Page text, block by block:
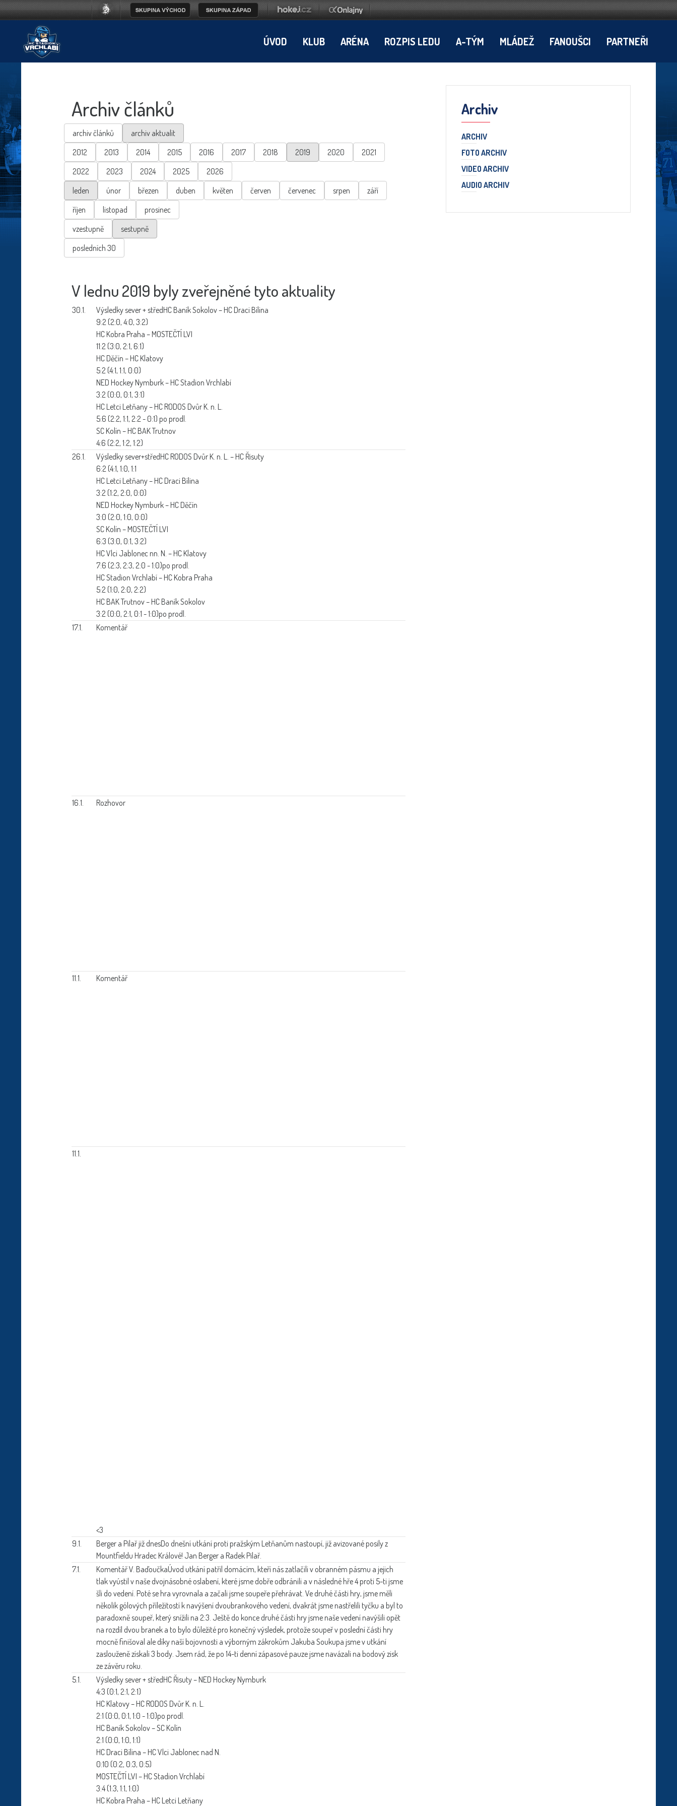
ÚVOD KLUB ARÉNA ROZPIS LEDU A-TÝM MLÁDEŽ FANOUŠCI PARTNEŘI
Archiv článků
archiv článků
archiv aktualit
2012
2013 2014 2015 2016 2017 2018 2019 2020
2021
2022
2023 2024 2025
2026
leden
únor březen duben květen červen červenec srpen
září
říjen
listopad
prosinec
vzestupně
sestupně
posledních 30
V lednu 2019 byly zveřejněné tyto aktuality
30.1. Výsledky sever + středHC Baník Sokolov – HC Draci Bílina
9:2 (2:0, 4:0, 3:2)
HC Kobra Praha – MOSTEČTÍ LVI
11:2 (3:0, 2:1, 6:1)
HC Děčín – HC Klatovy
5:2 (4:1, 1:1, 0:0)
NED Hockey Nymburk – HC Stadion Vrchlabí
3:2 (0:0, 0:1, 3:1)
HC Letci Letňany – HC RODOS Dvůr K. n. L.
5:6 (2:2, 1:1, 2:2 - 0:1) po prodl.
SC Kolín – HC BAK Trutnov
4:6 (2:2, 1:2, 1:2)
26.1.
Výsledky sever+středHC RODOS Dvůr K. n. L. – HC Řisuty
6:2 (4:1, 1:0, 1:1
HC Letci Letňany – HC Draci Bílina
3:2 (1:2, 2:0, 0:0)
NED Hockey Nymburk – HC Děčín
3:0 (2:0, 1:0, 0:0)
SC Kolín – MOSTEČTÍ LVI
6:3 (3:0, 0:1, 3:2)
HC Vlci Jablonec nn. N. – HC Klatovy
7:6 (2:3, 2:3, 2:0 - 1:0)po prodl.
HC Stadion Vrchlabí – HC Kobra Praha
5:2 (1:0, 2:0, 2:2)
HC BAK Trutnov – HC Baník Sokolov
3:2 (0:0, 2:1, 0:1 - 1:0)po prodl.
17.1.
Komentář
16.1. Rozhovor
11.1. Komentář
11.1.
<3
9.1.
Berger a Pilař již dnesDo dnešní utkání proti pražským Letňanům nastoupí, již avizované posily z
Mountfieldu Hradec Králové! Jan Berger a Radek Pilař.
7.1.
Komentář V. BaďoučkaÚvod utkání patřil domácím, kteří nás zatlačili v obranném pásmu a jejich
tlak vyústil v naše dvojnásobné oslabení, které jsme dobře odbránili a v následné hře 4 proti 5-ti jsme
šli do vedení. Poté se hra vyrovnala a začali jsme soupeře přehrávat. Ve druhé části hry, jsme měli
několik gólových příležitostí k navýšení dvoubrankového vedení, dvakrát jsme nastřelili tyčku a byl to
paradoxně soupeř, který snížili na 2:3. Ještě do konce druhé části hry jsme naše vedení navýšili opět
na rozdíl dvou branek a to bylo důležité pro konečný výsledek, protože soupeř v poslední části hry
mocně finišoval ale díky naší bojovnosti a výborným zákrokům Jakuba Soukupa jsme v utkání
zaslouženě získali 3 body. Jsem rád, že po 14-ti denní zápasové pauze jsme navázali na bodový zisk
ze závěru roku.
5.1.
Výsledky sever + středHC Řisuty – NED Hockey Nymburk
4:3 (0:1, 2:1, 2:1)
HC Klatovy – HC RODOS Dvůr K. n. L.
2:1 (0:0, 0:1, 1:0 - 1:0)po prodl.
HC Baník Sokolov – SC Kolín
2:1 (0:0, 1:0, 1:1)
HC Draci Bílina – HC Vlci Jablonec nad N.
0:10 (0:2, 0:3, 0:5)
MOSTEČTÍ LVI – HC Stadion Vrchlabí
3:4 (1:3, 1:1, 1:0)
HC Kobra Praha – HC Letci Letňany
Archiv
ARCHIV
FOTO ARCHIV
VIDEO ARCHIV
AUDIO ARCHIV